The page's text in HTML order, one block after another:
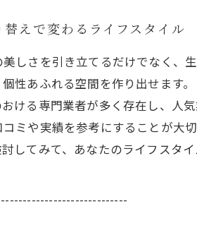
えで変わるライフスタイル
しさを引き立てるだけでなく、
性あふれる空間を作り出せます
ける専門業者が多く存在し、人
ミや実績を参考にすることが大
してみて、あなたのライフスタ